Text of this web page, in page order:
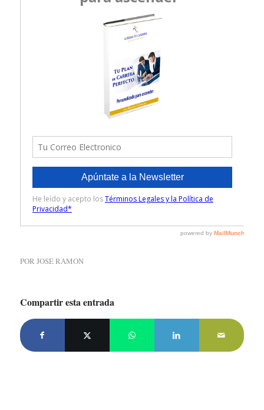
POR JOSE RAMON
Compartir esta entrada